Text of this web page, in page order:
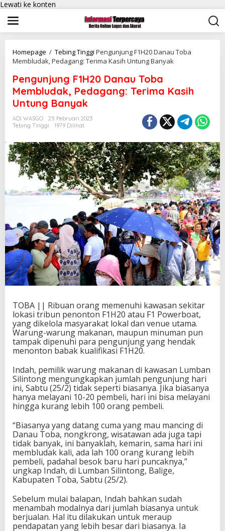
Lewati ke konten
Homepage / Tebing Tinggi Pengunjung F1H20 Danau Toba
Membludak, Pedagang: Terima Kasih Untung Banyak
Pengunjung F1H20 Danau Toba
Membludak, Pedagang: Terima Kasih
Untung Banyak
ADI WASGO
25 Februari 2023
Tebing Tinggi
1979 Dilihat
TOBA || Ribuan orang memenuhi kawasan sekitar
lokasi tribun penonton F1H20 atau F1 Powerboat,
yang dikelola masyarakat lokal dan venue utama.
Warung-warung makanan, maupun minuman pun
tampak dipenuhi para pengunjung yang hendak
menonton babak kualifikasi F1H20.
Indah, pemilik warung makanan di kawasan Lumban
Silintong mengungkapkan jumlah pengunjung hari
ini, Sabtu (25/2) tidak seperti biasanya. Jika biasanya
hanya melayani 10-20 pembeli, hari ini bisa melayani
hingga kurang lebih 100 orang pembeli.
“Biasanya yang datang cuma yang mau mancing di
Danau Toba, nongkrong, wisatawan ada juga tapi
tidak banyak, ini banyaklah, kemarin, sama hari ini
membludak kali, ada lah 100 orang kurang lebih
pembeli, padahal besok baru hari puncaknya,”
ungkap Indah, di Lumban Silintong, Balige,
Kabupaten Toba, Sabtu (25/2).
Sebelum mulai balapan, Indah bahkan sudah
menambah modalnya dari jumlah biasanya untuk
berjualan. Hal itu dilakukan untuk meraup
pendapatan yang lebih besar dari biasanya. Ia